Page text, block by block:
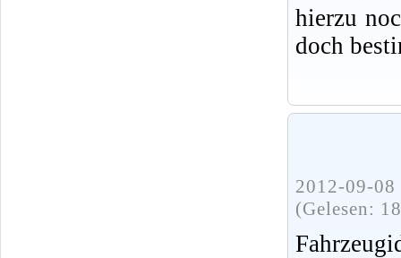
hierzu
doch
2012-09-
(Gelesen: